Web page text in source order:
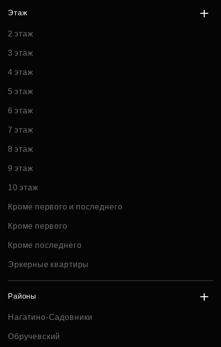
Этаж
2 этаж
3 этаж
4 этаж
5 этаж
6 этаж
7 этаж
8 этаж
9 этаж
10 этаж
Кроме первого и последнего
Кроме первого
Кроме последнего
Эркерные квартиры
Районы
Нагатино-Садовники
Обручевский